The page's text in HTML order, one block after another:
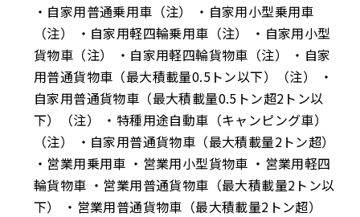
・自家用普通乗用車（注） ・自家用小型乗用車
（注） ・自家用軽四輪乗用車（注） ・自家用小型
貨物車（注） ・自家用軽四輪貨物車（注） ・自家
用普通貨物車（最大積載量0.5トン以下）（注） ・
自家用普通貨物車（最大積載量0.5トン超2トン以
下）（注） ・特種用途自動車（キャンピング車）
（注） ・自家用普通貨物車（最大積載量2トン超）
・営業用乗用車 ・営業用小型貨物車 ・営業用軽四
輪貨物車 ・営業用普通貨物車（最大積載量2トン以
下） ・営業用普通貨物車（最大積載量2トン超）